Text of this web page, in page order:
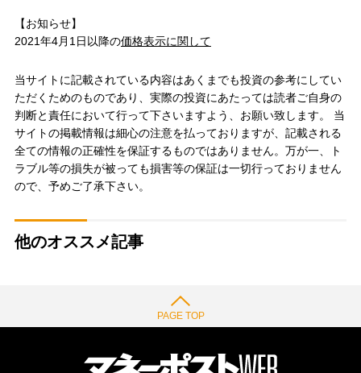
【お知らせ】
2021年4月1日以降の価格表示に関して
当サイトに記載されている内容はあくまでも投資の参考にしてい
ただくためのものであり、実際の投資にあたっては読者ご自身の
判断と責任において行って下さいますよう、お願い致します。 当
サイトの掲載情報は細心の注意を払っておりますが、記載される
全ての情報の正確性を保証するものではありません。万が一、ト
ラブル等の損失が被っても損害等の保証は一切行っておりません
ので、予めご了承下さい。
他のオススメ記事
PAGE TOP